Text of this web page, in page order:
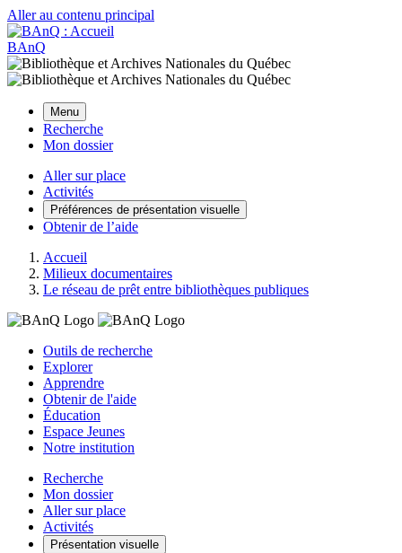
Aller au contenu principal
BAnQ
Menu
Recherche
Mon dossier
Aller sur place
Activités
Préférences de présentation visuelle
Obtenir de l’aide
Accueil
Milieux documentaires
Le réseau de prêt entre bibliothèques publiques
Outils de recherche
Explorer
Apprendre
Obtenir de l'aide
Éducation
Espace Jeunes
Notre institution
Recherche
Mon dossier
Aller sur place
Activités
Présentation visuelle